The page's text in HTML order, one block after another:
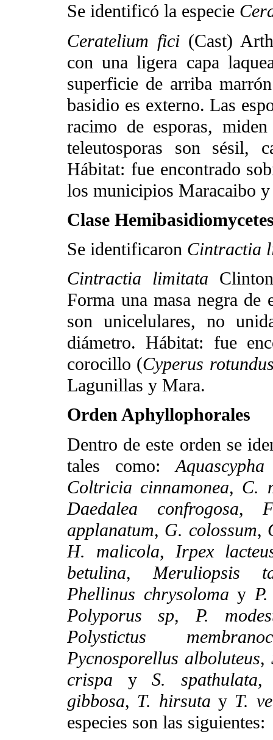
Se identificó la especie
Ceratelium fici (Cast)
con una ligera capa
superficie de arriba
basidio es externo. Las
racimo de esporas,
teleutosporas son sésil,
Hábitat: fue encontrado
los municipios Maracaibo
Clase
Se identificaron Cintractia
Cintractia limitata
Forma una masa negra de
son unicelulares, no
diámetro. Hábitat: fue
corocillo (Cyperus
Lagunillas y Mara.
Orden Aphyllophorales
Dentro de este orden se
tales como:
Coltricia cinnamonea, C.
Daedalea confrogosa,
applanatum, G. colossum,
H. malicola, Irpex
betulina, Meruliopsis
Phellinus chrysoloma y
Polyporus sp, P.
Polystictus
Pycnosporellus alboluteus,
crispa yS. spathulata
gibbosa, T. hirsutay T.
especies son las siguientes: